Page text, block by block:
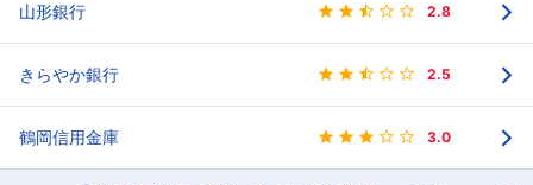
山形銀行 2.8
きらやか銀行 2.5
鶴岡信用金庫 3.0